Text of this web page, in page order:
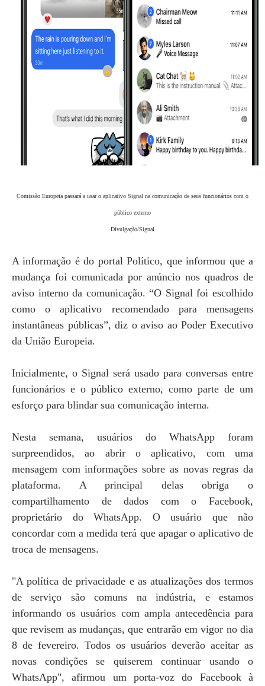
Comissão Europeia passará a usar o aplicativo Signal na comunicação de seus funcionários com o
público externo
Divulgação/Signal
A informação é do portal Político, que informou que a
mudança foi comunicada por anúncio nos quadros de
aviso interno da comunicação. “O Signal foi escolhido
como o aplicativo recomendado para mensagens
instantâneas públicas”, diz o aviso ao Poder Executivo
da União Europeia.
Inicialmente, o Signal será usado para conversas entre
funcionários e o público externo, como parte de um
esforço para blindar sua comunicação interna.
Nesta semana, usuários do WhatsApp foram
surpreendidos, ao abrir o aplicativo, com uma
mensagem com informações sobre as novas regras da
plataforma. A principal delas obriga o
compartilhamento de dados com o Facebook,
proprietário do WhatsApp. O usuário que não
concordar com a medida terá que apagar o aplicativo de
troca de mensagens.
"A política de privacidade e as atualizações dos termos
de serviço são comuns na indústria, e estamos
informando os usuários com ampla antecedência para
que revisem as mudanças, que entrarão em vigor no dia
8 de fevereiro. Todos os usuários deverão aceitar as
novas condições se quiserem continuar usando o
WhatsApp", afirmou um porta-voz do Facebook à